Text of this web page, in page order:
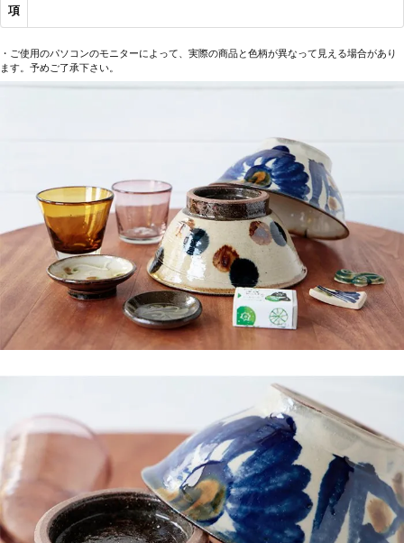
項
・ご使用のパソコンのモニターによって、実際の商品と色柄が異なって見える場合があり
ます。予めご了承下さい。